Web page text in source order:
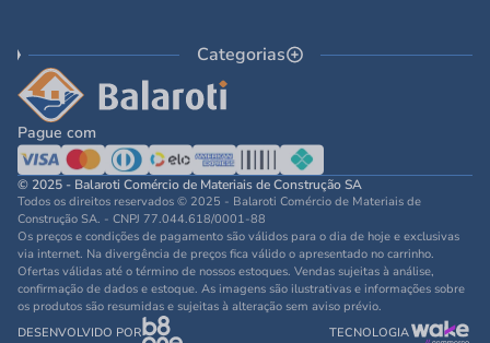
Categorias
Pague com
© 2025 - Balaroti Comércio de Materiais de Construção SA
Todos os direitos reservados © 2025 - Balaroti Comércio de Materiais de
Construção SA. - CNPJ 77.044.618/0001-88
Os preços e condições de pagamento são válidos para o dia de hoje e exclusivas
via internet. Na divergência de preços fica válido o apresentado no carrinho.
Ofertas válidas até o término de nossos estoques. Vendas sujeitas à análise,
confirmação de dados e estoque. As imagens são ilustrativas e informações sobre
os produtos são resumidas e sujeitas à alteração sem aviso prévio.
DESENVOLVIDO POR
TECNOLOGIA